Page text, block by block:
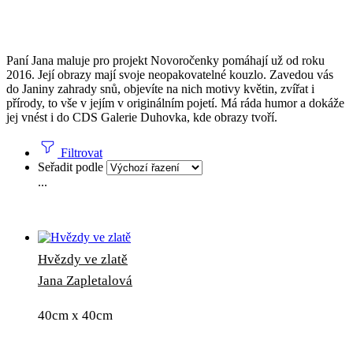
Paní Jana maluje pro projekt Novoročenky pomáhají už od roku
2016. Její obrazy mají svoje neopakovatelné kouzlo. Zavedou vás
do Janiny zahrady snů, objevíte na nich motivy květin, zvířat i
přírody, to vše v jejím v originálním pojetí. Má ráda humor a dokáže
jej vnést i do CDS Galerie Duhovka, kde obrazy tvoří.
Filtrovat
Seřadit podle
...
Hvězdy ve zlatě
Jana Zapletalová
40cm x 40cm